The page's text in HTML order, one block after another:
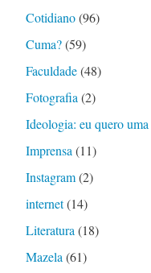
Cotidiano(96)
Cuma?(59)
Faculdade(48)
Fotografia (2)
Ideologia: eu quero
Imprensa (11)
Instagram(2)
internet(14)
Literatura (18)
Mazela (61)